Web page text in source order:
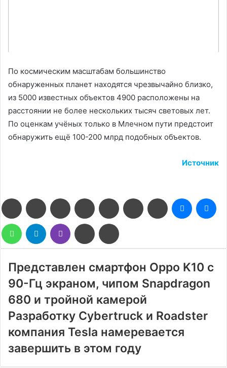
По космическим масштабам большинство
обнаруженных планет находятся чрезвычайно близко,
из 5000 известных объектов 4900 расположены на
расстоянии не более нескольких тысяч световых лет.
По оценкам учёных только в Млечном пути предстоит
обнаружить ещё 100-200 млрд подобных объектов.
Источник
FacebookTwitter LinkedIn Pinterest Reddit ВконтактеОдноклассники
Messenger
WhatsAppTelegram Viber
Поделиться
через
электронную
Представлен смартфон Oppo K10 с
90-Гц экраном, чипом Snapdragon
680 и тройной камерой
Разработку Cybertruck и Roadster
компания Tesla намеревается
завершить в этом году